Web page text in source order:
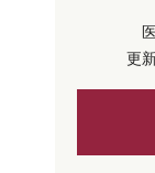
更